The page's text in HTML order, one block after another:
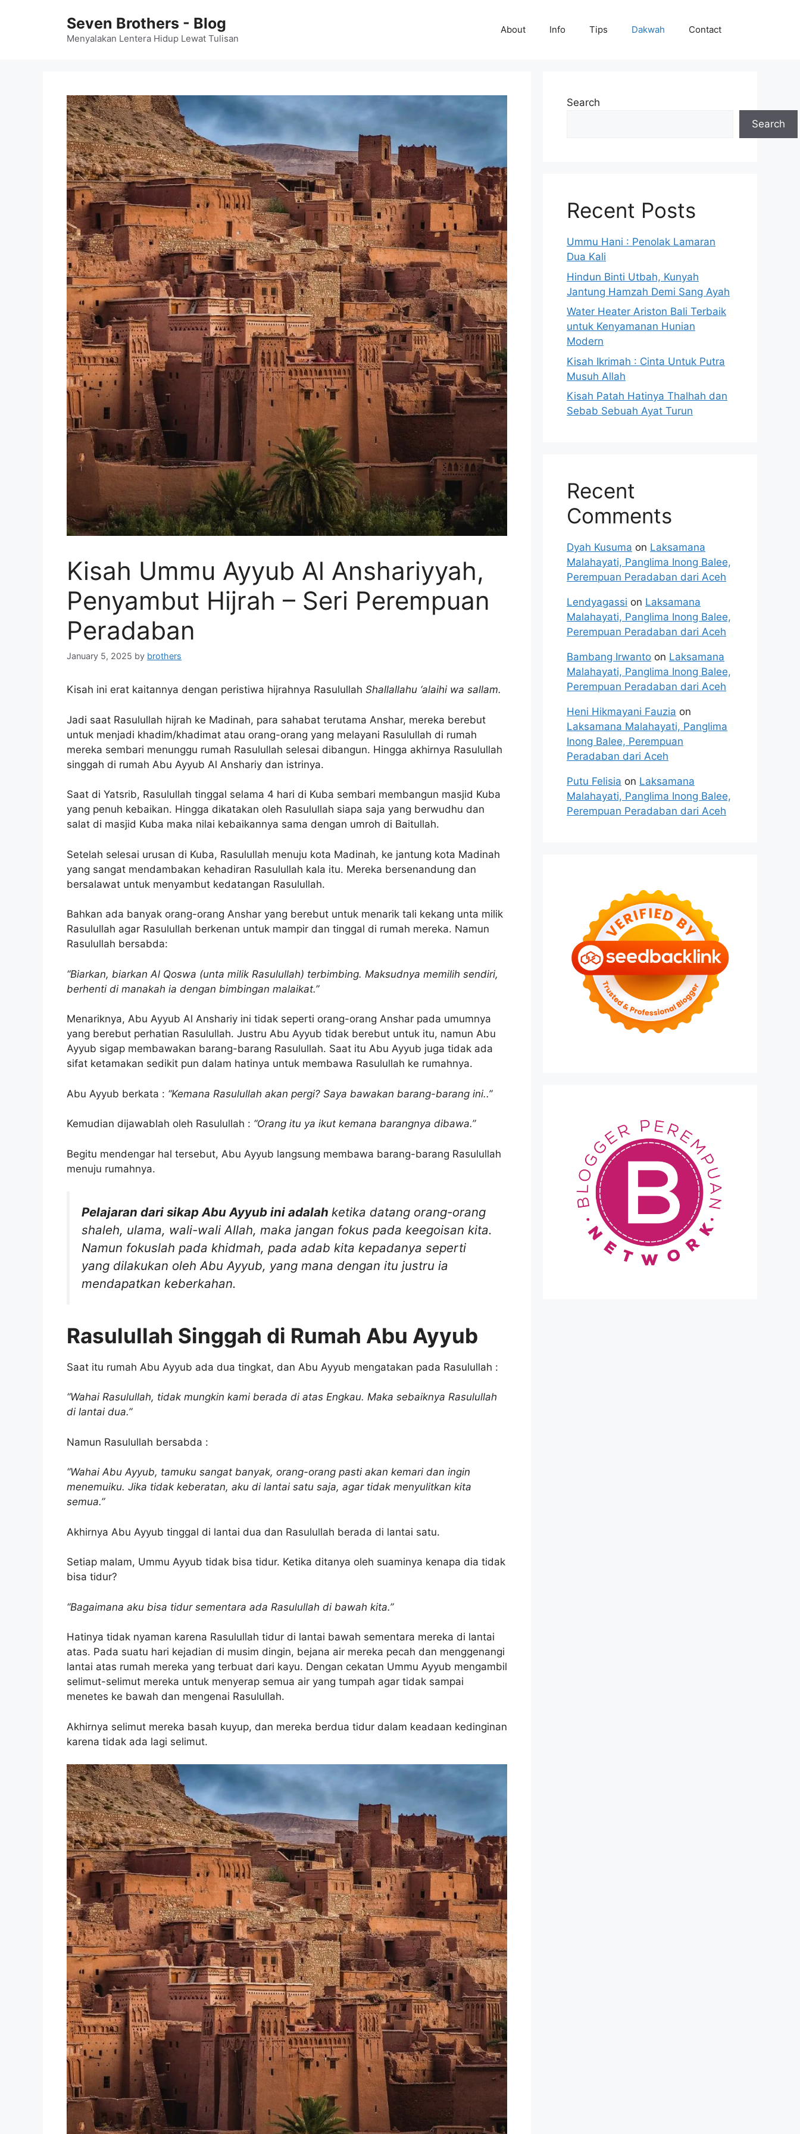
Seven Brothers - Blog
Menyalakan Lentera Hidup Lewat Tulisan
About Info Tips Dakwah Contact
Kisah Ummu Ayyub Al Anshariyyah,
Penyambut Hijrah – Seri Perempuan
Peradaban
January 5, 2025 by brothers
Kisah ini erat kaitannya dengan peristiwa hijrahnya Rasulullah Shallallahu ‘alaihi wa sallam.
Jadi saat Rasulullah hijrah ke Madinah, para sahabat terutama Anshar, mereka berebut
untuk menjadi khadim/khadimat atau orang-orang yang melayani Rasulullah di rumah
mereka sembari menunggu rumah Rasulullah selesai dibangun. Hingga akhirnya Rasulullah
singgah di rumah Abu Ayyub Al Anshariy dan istrinya.
Saat di Yatsrib, Rasulullah tinggal selama 4 hari di Kuba sembari membangun masjid Kuba
yang penuh kebaikan. Hingga dikatakan oleh Rasulullah siapa saja yang berwudhu dan
salat di masjid Kuba maka nilai kebaikannya sama dengan umroh di Baitullah.
Setelah selesai urusan di Kuba, Rasulullah menuju kota Madinah, ke jantung kota Madinah
yang sangat mendambakan kehadiran Rasulullah kala itu. Mereka bersenandung dan
bersalawat untuk menyambut kedatangan Rasulullah.
Bahkan ada banyak orang-orang Anshar yang berebut untuk menarik tali kekang unta milik
Rasulullah agar Rasulullah berkenan untuk mampir dan tinggal di rumah mereka. Namun
Rasulullah bersabda:
“Biarkan, biarkan Al Qoswa (unta milik Rasulullah) terbimbing. Maksudnya memilih sendiri,
berhenti di manakah ia dengan bimbingan malaikat.”
Menariknya, Abu Ayyub Al Anshariy ini tidak seperti orang-orang Anshar pada umumnya
yang berebut perhatian Rasulullah. Justru Abu Ayyub tidak berebut untuk itu, namun Abu
Ayyub sigap membawakan barang-barang Rasulullah. Saat itu Abu Ayyub juga tidak ada
sifat ketamakan sedikit pun dalam hatinya untuk membawa Rasulullah ke rumahnya.
Abu Ayyub berkata : “Kemana Rasulullah akan pergi? Saya bawakan barang-barang ini..”
Kemudian dijawablah oleh Rasulullah : “Orang itu ya ikut kemana barangnya dibawa.”
Begitu mendengar hal tersebut, Abu Ayyub langsung membawa barang-barang Rasulullah
menuju rumahnya.
Pelajaran dari sikap Abu Ayyub ini adalah ketika datang orang-orang
shaleh, ulama, wali-wali Allah, maka jangan fokus pada keegoisan kita.
Namun fokuslah pada khidmah, pada adab kita kepadanya seperti
yang dilakukan oleh Abu Ayyub, yang mana dengan itu justru ia
mendapatkan keberkahan.
Rasulullah Singgah di Rumah Abu Ayyub
Saat itu rumah Abu Ayyub ada dua tingkat, dan Abu Ayyub mengatakan pada Rasulullah :
“Wahai Rasulullah, tidak mungkin kami berada di atas Engkau. Maka sebaiknya Rasulullah
di lantai dua.”
Namun Rasulullah bersabda :
“Wahai Abu Ayyub, tamuku sangat banyak, orang-orang pasti akan kemari dan ingin
menemuiku. Jika tidak keberatan, aku di lantai satu saja, agar tidak menyulitkan kita
semua.”
Akhirnya Abu Ayyub tinggal di lantai dua dan Rasulullah berada di lantai satu.
Setiap malam, Ummu Ayyub tidak bisa tidur. Ketika ditanya oleh suaminya kenapa dia tidak
bisa tidur?
“Bagaimana aku bisa tidur sementara ada Rasulullah di bawah kita.”
Hatinya tidak nyaman karena Rasulullah tidur di lantai bawah sementara mereka di lantai
atas. Pada suatu hari kejadian di musim dingin, bejana air mereka pecah dan menggenangi
lantai atas rumah mereka yang terbuat dari kayu. Dengan cekatan Ummu Ayyub mengambil
selimut-selimut mereka untuk menyerap semua air yang tumpah agar tidak sampai
menetes ke bawah dan mengenai Rasulullah.
Akhirnya selimut mereka basah kuyup, dan mereka berdua tidur dalam keadaan kedinginan
karena tidak ada lagi selimut.
Search
Search
Recent Posts
Ummu Hani : Penolak Lamaran
Dua Kali
Hindun Binti Utbah, Kunyah
Jantung Hamzah Demi Sang Ayah
Water Heater Ariston Bali Terbaik
untuk Kenyamanan Hunian
Modern
Kisah Ikrimah : Cinta Untuk Putra
Musuh Allah
Kisah Patah Hatinya Thalhah dan
Sebab Sebuah Ayat Turun
Recent
Comments
Dyah Kusuma on Laksamana
Malahayati, Panglima Inong Balee,
Perempuan Peradaban dari Aceh
Lendyagassi on Laksamana
Malahayati, Panglima Inong Balee,
Perempuan Peradaban dari Aceh
Bambang Irwanto on Laksamana
Malahayati, Panglima Inong Balee,
Perempuan Peradaban dari Aceh
Heni Hikmayani Fauzia on
Laksamana Malahayati, Panglima
Inong Balee, Perempuan
Peradaban dari Aceh
Putu Felisia on Laksamana
Malahayati, Panglima Inong Balee,
Perempuan Peradaban dari Aceh